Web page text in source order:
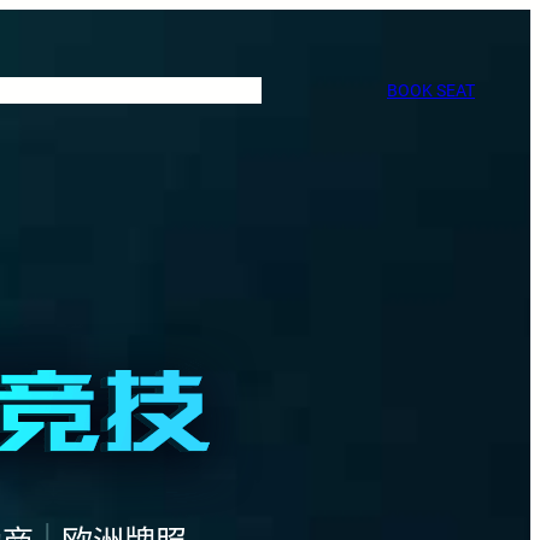
BOOK SEAT